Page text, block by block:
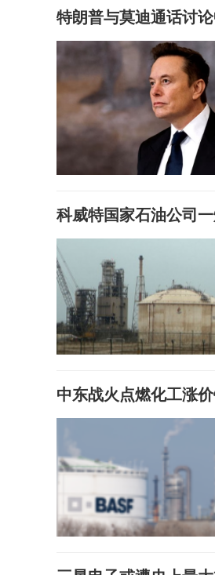
特朗普与莫迪通话讨
科威特国家石油公司
中东战火点燃化工涨